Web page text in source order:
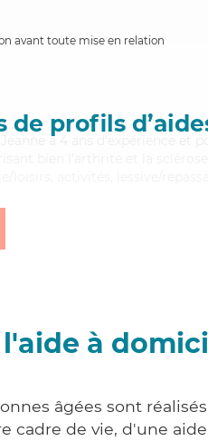
avant toute mise en relation
profils
a 4 ans d'expérience et
bien l'arthrite et la sclérose
l'aide à
âgées sont
cadre de vie, d'une